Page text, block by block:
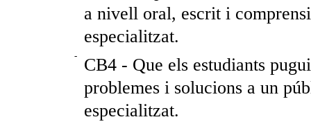
a nivell oral, escrit i
especialitzat.
-
CB4 - Que els estudiants
problemes i solucions a un
especialitzat.